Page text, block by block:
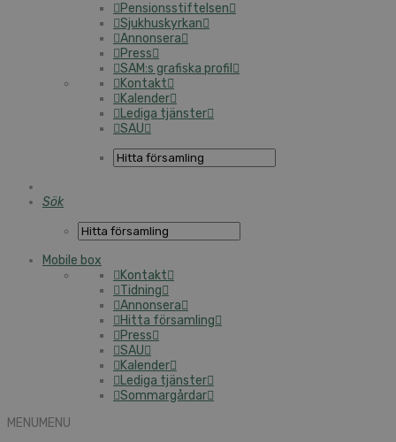
Pensionsstiftelsen
Sjukhuskyrkan
Annonsera
Press
SAM:s grafiska profil
Kontakt
Kalender
Lediga tjänster
SAU
Sök
Mobile box
Kontakt
Tidning
Annonsera
Hitta församling
Press
SAU
Kalender
Lediga tjänster
Sommargårdar
MENUMENU